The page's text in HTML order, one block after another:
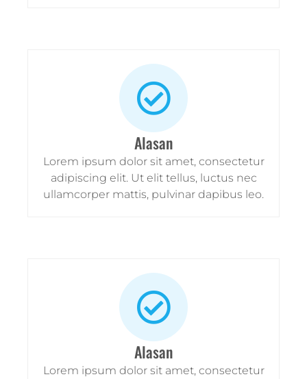
Alasan
Lorem ipsum dolor sit amet, consectetur
adipiscing elit. Ut elit tellus, luctus nec
ullamcorper mattis, pulvinar dapibus leo.
Alasan
Lorem ipsum dolor sit amet, consectetur